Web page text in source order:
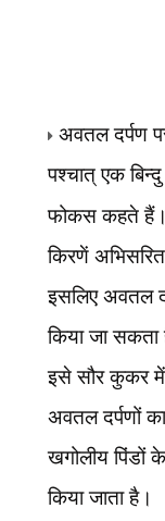
अवतल दर्पण
पश्चात् एक
फोकसकहते हैं।
किरणें
इसलिए अवतल
किया जा
इसे सौर कुकर में
अवतल दर्पणों
खगोलीय पिंडों
किया जाता है।